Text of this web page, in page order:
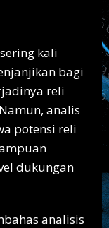
kali
bagi
reli
analis
potensi reli
dukungan
analisis